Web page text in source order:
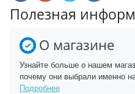
Полезная
О магазине
Узнайте больше о нашем
почему они выбрали именно
Подробнее